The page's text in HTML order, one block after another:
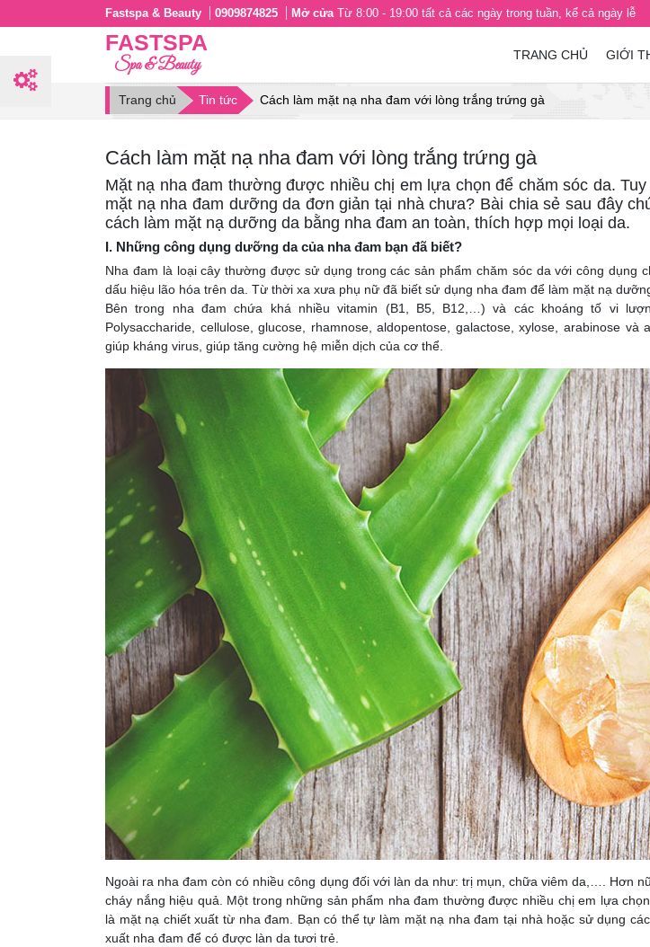
Fastspa & Beauty 0909874825 Mở cửaTừ 8:00 - 19:00 tất cả các ngày trong tuần, kể cả ngày lễ
FASTSPA
Spa & Beauty
TRANG CHỦ GIỚI
Trang chủ Tin tức Cách làm mặt nạ nha đam với lòng trắng trứng gà
Cách làm mặt nạ nha đam với lòng trắng trứng gà
Mặt nạ nha đam thường được nhiều chị em lựa chọn để chăm sóc da.
mặt nạ nha đam dưỡng da đơn giản tại nhà chưa? Bài chia sẻ sau đây
cách làm mặt nạ dưỡng da bằng nha đam an toàn, thích hợp mọi loại da.
I. Những công dụng dưỡng da của nha đam bạn đã biết?
Nha đam là loại cây thường được sử dụng trong các sản phẩm chăm sóc da với công dụng
dấu hiệu lão hóa trên da. Từ thời xa xưa phụ nữ đã biết sử dụng nha đam để làm mặt nạ
Bên trong nha đam chứa khá nhiều vitamin (B1, B5, B12,…) và các khoáng tố vi
Polysaccharide, cellulose, glucose, rhamnose, aldopentose, galactose, xylose, arabinose và
giúp kháng virus, giúp tăng cường hệ miễn dịch của cơ thể.
Ngoài ra nha đam còn có nhiều công dụng đối với làn da như: trị mụn, chữa viêm da,…. Hơn
cháy nắng hiệu quả. Một trong những sản phẩm nha đam thường được nhiều chị em lựa
là mặt nạ chiết xuất từ nha đam. Bạn có thể tự làm mặt nạ nha đam tại nhà hoặc sử dụng
xuất nha đam để có được làn da tươi trẻ.